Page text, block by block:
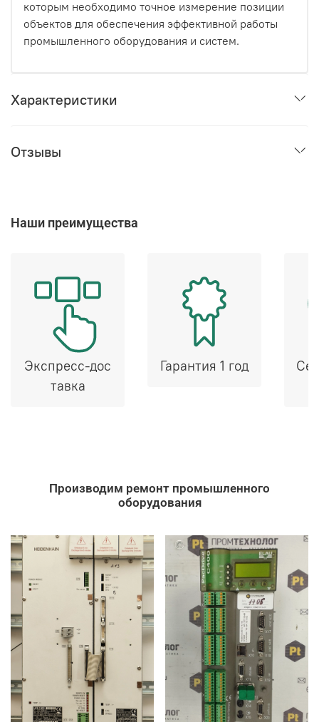
которым необходимо точное измерение позиции
объектов для обеспечения эффективной работы
промышленного оборудования и систем.
Характеристики
Отзывы
Наши преимущества
Экспресс-дос
тавка
Гарантия 1 год
Производим ремонт промышленного
оборудования